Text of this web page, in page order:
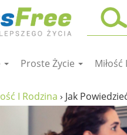
Proste Życie Miłość
I Rodzina › Jak